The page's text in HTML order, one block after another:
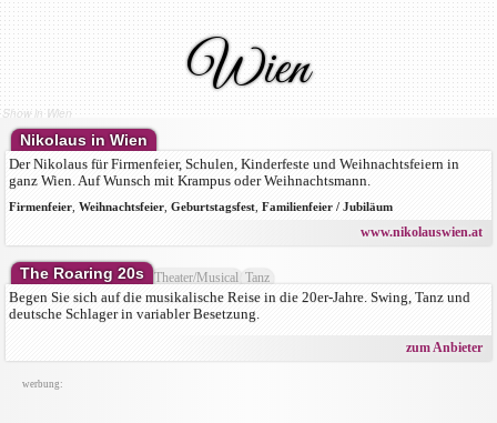
Wien
Show in Wien
Nikolaus in Wien
Der Nikolaus für Firmenfeier, Schulen, Kinderfeste und Weihnachtsfeiern in
ganz Wien. Auf Wunsch mit Krampus oder Weihnachtsmann.
Firmenfeier Weihnachtsfeier Geburtstagsfest Familienfeier / Jubiläum
www.nikolauswien.at
The Roaring 20s Theater/Musical Tanz
Begen Sie sich auf die musikalische Reise in die 20er-Jahre. Swing, Tanz und
deutsche Schlager in variabler Besetzung.
zum Anbieter
werbung: